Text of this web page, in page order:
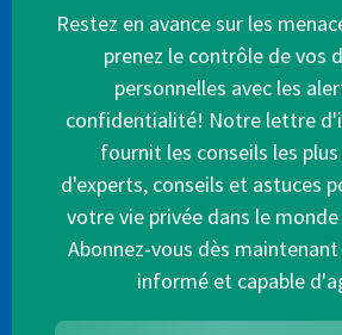
Restez en avance sur les
prenez le contrôle de vos
personnelles avec les
confidentialité! Notre lettre
fournit les conseils les
d'experts, conseils et astuces
votre vie privée dans le
Abonnez-vous dès
informé et capable